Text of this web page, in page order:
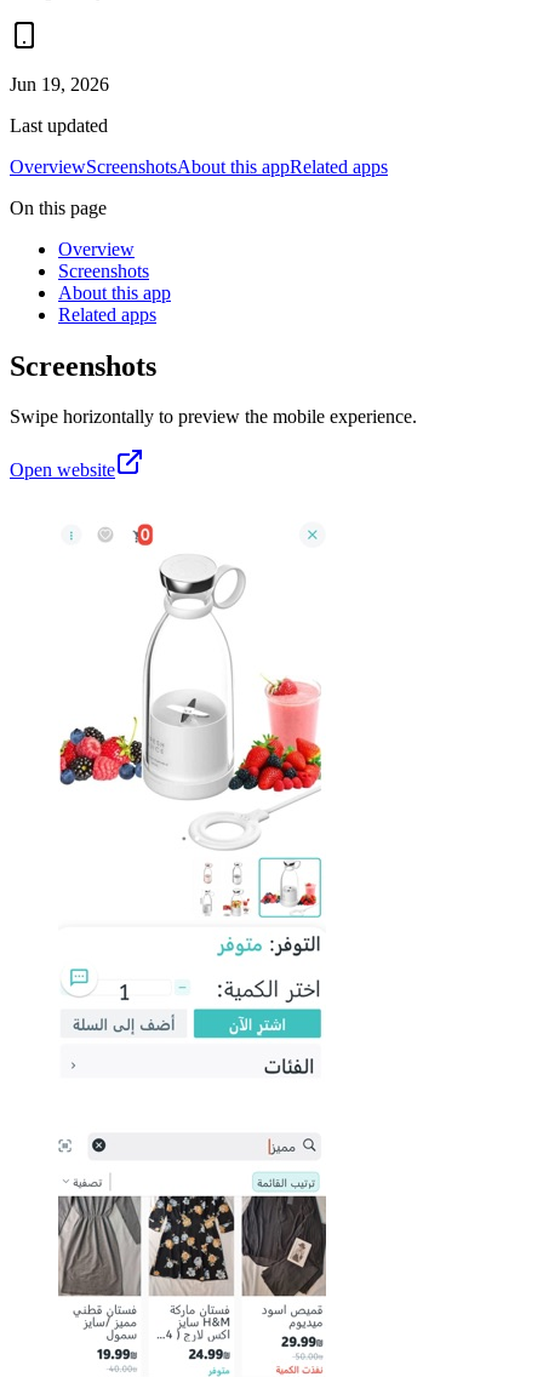
Jun 19, 2026
Last updated
OverviewScreenshotsAbout this appRelated apps
On this page
Overview
Screenshots
About this app
Related apps
Screenshots
Swipe horizontally to preview the mobile experience.
Open website